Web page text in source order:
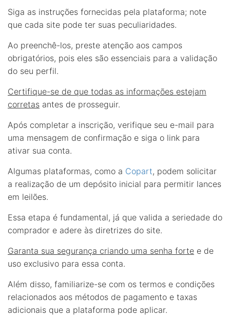
Siga as instruções fornecidas pela plataforma; note
que cada site pode ter suas peculiaridades.
Ao preenchê-los, preste atenção aos campos
obrigatórios, pois eles são essenciais para a validação
do seu perfil.
Certifique-se de que todas as informações estejam
corretas antes de prosseguir.
Após completar a inscrição, verifique seu e-mail para
uma mensagem de confirmação e siga o link para
ativar sua conta.
Algumas plataformas, como a Copart, podem solicitar
a realização de um depósito inicial para permitir lances
em leilões.
Essa etapa é fundamental, já que valida a seriedade do
comprador e adere às diretrizes do site.
Garanta sua segurança criando uma senha forte e de
uso exclusivo para essa conta.
Além disso, familiarize-se com os termos e condições
relacionados aos métodos de pagamento e taxas
adicionais que a plataforma pode aplicar.